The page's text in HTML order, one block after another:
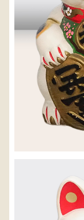
お届け先、送